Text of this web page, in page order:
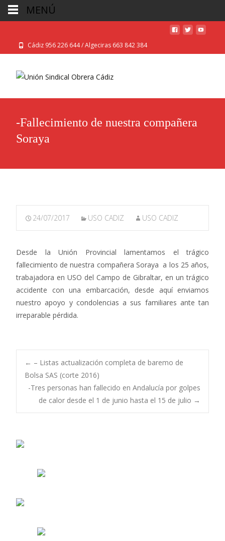
Cádiz 956 226 644 / Algeciras 663 842 384
-Fallecimiento de nuestra compañera
Soraya
24/07/2017 USO CADIZ USO CADIZ
Desde la Unión Provincial lamentamos el trágico
fallecimiento de nuestra compañera Soraya a los 25 años,
trabajadora en USO del Campo de Gibraltar, en un trágico
accidente con una embarcación, desde aquí enviamos
nuestro apoyo y condolencias a sus familiares ante tan
irreparable pérdida.
Navegación
de
← – Listas actualización completa de baremo de
Bolsa SAS (corte 2016)
-Tres personas han fallecido en Andalucía por golpes
de calor desde el 1 de junio hasta el 15 de julio →
MENÚ